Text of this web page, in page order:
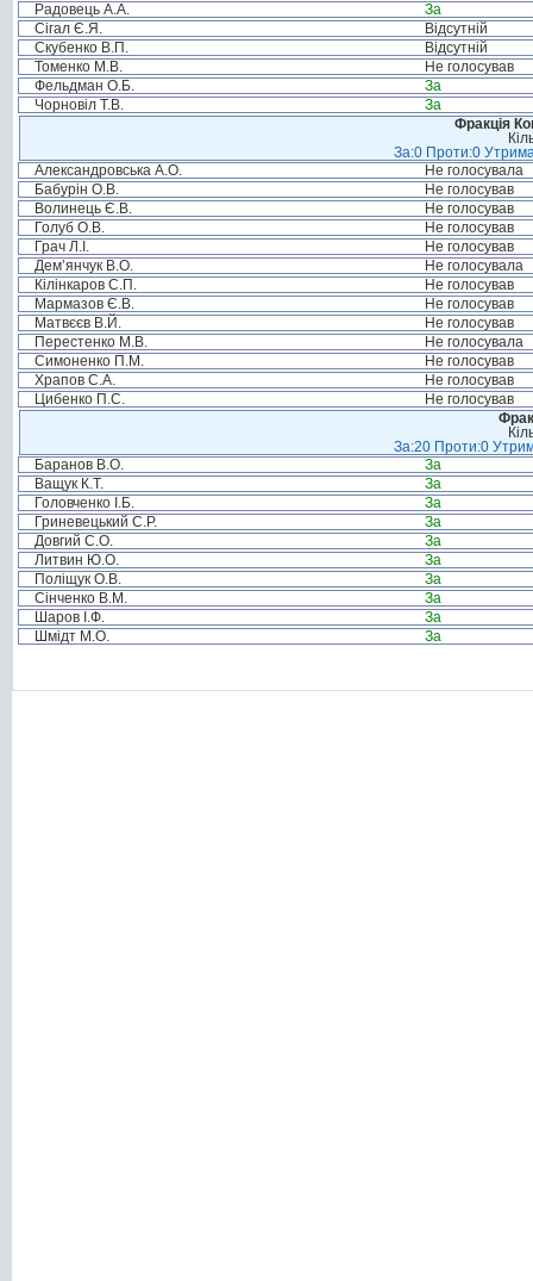
Радовець А.А.
За
Сігал Є.Я.
Відсутній
Скубенко В.П.
Відсутній
Томенко М.В.
Не голосував
Фельдман О.Б.
За
Чорновіл Т.В.
За
Фракція
За:0 Проти:0
Александровська А.О.
Не голосувала
Бабурін О.В.
Не голосував
Волинець Є.В.
Не голосував
Голуб О.В.
Не голосував
Грач Л.І.
Не голосував
Дем’янчук В.О.
Не голосувала
Кілінкаров С.П.
Не голосував
Мармазов Є.В.
Не голосував
Матвєєв В.Й.
Не голосував
Перестенко М.В.
Не голосувала
Симоненко П.М.
Не голосував
Храпов С.А.
Не голосував
Цибенко П.С.
Не голосував
За:20 Проти:0
Баранов В.О.
За
Ващук К.Т.
За
Головченко І.Б.
За
Гриневецький С.Р.
За
Довгий С.О.
За
Литвин Ю.О.
За
Поліщук О.В.
За
Сінченко В.М.
За
Шаров І.Ф.
За
Шмідт М.О.
За